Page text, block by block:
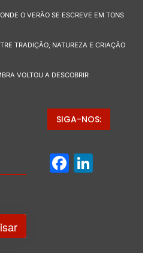
O VERÃO SE ESCREVE EM TONS
TRADIÇÃO, NATUREZA E CRIAÇÃO
VOLTOU A DESCOBRIR
SIGA-NOS: